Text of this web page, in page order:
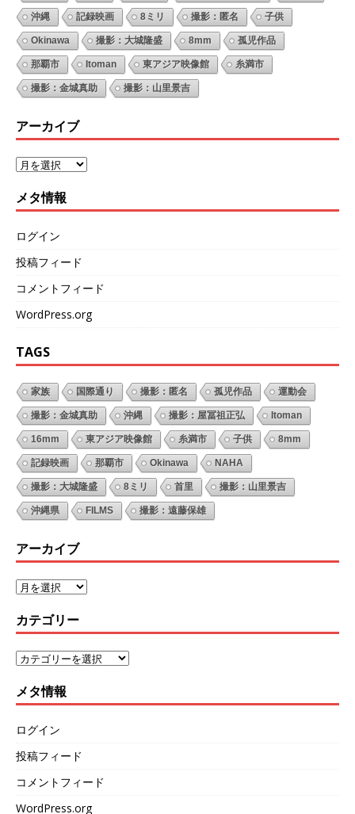
沖縄 記録映画 8ミリ 撮影：匿名 子供
Okinawa 撮影：大城隆盛 8mm 孤児作品
那覇市 Itoman 東アジア映像館 糸満市
撮影：金城真助 撮影：山里景吉
アーカイブ
メタ情報
ログイン
投稿フィード
コメントフィード
WordPress.org
TAGS
家族 国際通り 撮影：匿名 孤児作品 運動会
撮影：金城真助 沖縄 撮影：屋冨祖正弘 Itoman
16mm 東アジア映像館 糸満市 子供 8mm
記録映画 那覇市 Okinawa NAHA
撮影：大城隆盛 8ミリ 首里 撮影：山里景吉
沖縄県 FILMS 撮影：遠藤保雄
アーカイブ
カテゴリー
メタ情報
ログイン
投稿フィード
コメントフィード
WordPress.org